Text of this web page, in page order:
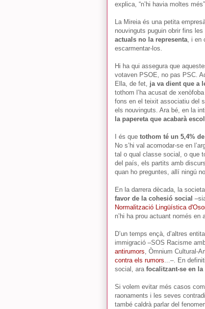
explica, “n’hi havia moltes
La Mireia és una petita
nouvinguts puguin obrir fins
actuals no la representa, i en
escarmentar-los.
Hi ha qui assegura que
votaven PSOE, no pas PSC.
Ella, de fet, ja va dient que a
tothom l’ha acusat de
fons en el teixit associatiu del
els nouvinguts. Ara bé, en la
la papereta que acabarà
I és que tothom té un 5,4%
No s’hi val acomodar-se en
tal o qual classe social, o que
del país, els partits amb
quan ho preguntes, allí ningú
En la darrera dècada, la
favor de la cohesió social
Normalització Lingüística
n’hi ha prou actuant només en
D’un temps ençà, d’altres
immigració –SOS Racisme
antirumors, Òmnium Cultural-
contra els rumors...–. En
social, ara focalitzant-se en
Si volem evitar més casos
raonaments i les seves
també caldrà parlar del